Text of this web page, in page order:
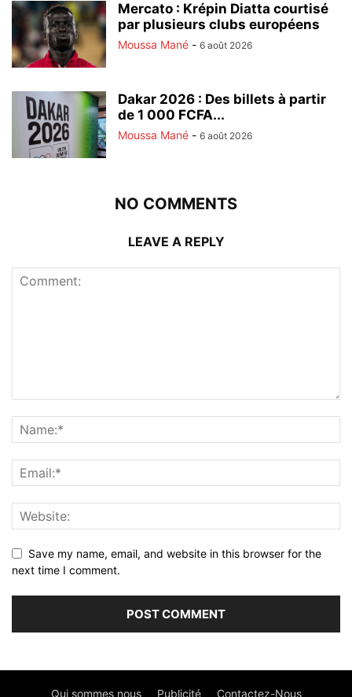
Mercato : Krépin Diatta courtisé
par plusieurs clubs européens
Moussa Mané - 6 août 2026
Dakar 2026 : Des billets à partir
de 1 000 FCFA...
Moussa Mané - 6 août 2026
NO COMMENTS
LEAVE A REPLY
Save my name, email, and website in this browser for the
next time I comment.
Qui sommes nous Publicité Contactez-Nous